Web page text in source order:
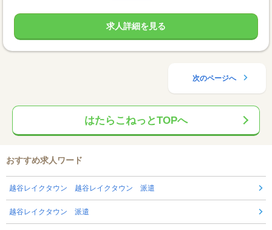
求人詳細を見る
次のページへ
はたらこねっとTOPへ
おすすめ求人ワード
越谷レイクタウン 越谷レイクタウン 派遣
越谷レイクタウン 派遣